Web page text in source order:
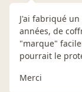
J'ai fabriqué
années, de
"marque"
pourrait le
Merci